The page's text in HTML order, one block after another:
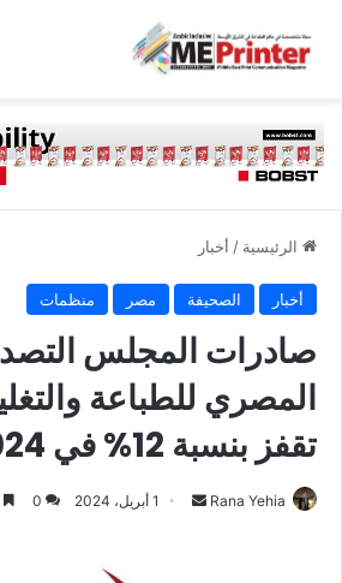
الرئيسية / أخبار
أخبار الصحيفة مصر منظمات
صادرات المجلس
المصري للطباعة
تقفز بنسبة 12% في 2024
Rana Yehia
أرسل
1 أبريل، 2024 0